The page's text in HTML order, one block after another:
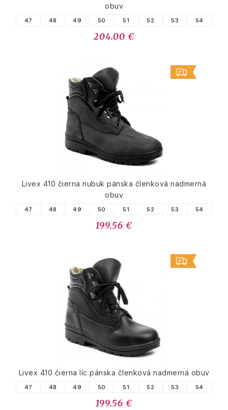
obuv
47 48 49 50 51 52 53 54
204.00 €
Livex 410 čierna nubuk pánska členková nadmerná
obuv
47 48 49 50 51 52 53 54
199.56 €
Livex 410 čierna líc pánska členková nadmerná obuv
47 48 49 50 51 52 53 54
199.56 €